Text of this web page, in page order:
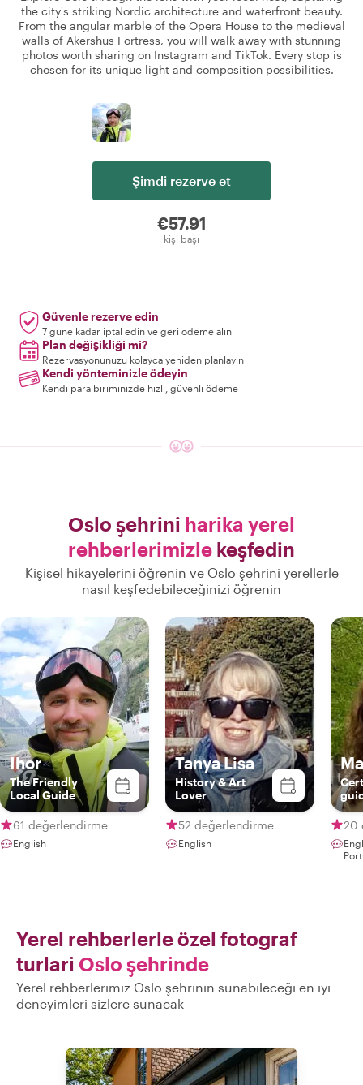
the city's striking Nordic architecture and waterfront beauty.
From the angular marble of the Opera House to the medieval
walls of Akershus Fortress, you will walk away with stunning
photos worth sharing on Instagram and TikTok. Every stop is
chosen for its unique light and composition possibilities.
Şimdi rezerve et
€57.91
kişi başı
Güvenle rezerve edin
7 güne kadar iptal edin ve geri ödeme alın
Plan değişikliği mi?
Rezervasyonunuzu kolayca yeniden planlayın
Kendi yönteminizle ödeyin
Kendi para biriminizde hızlı, güvenli ödeme
Oslo şehrini harika yerel
rehberlerimizle keşfedin
Kişisel hikayelerini öğrenin ve Oslo şehrini yerellerle
nasıl keşfedebileceğinizi öğrenin
Ihor
The Friendly
Local Guide
61 değerlendirme
English
Tanya Lisa
History & Art
Lover
52 değerlendirme
English
20
Yerel rehberlerle özel fotograf
turlari Oslo şehrinde
Yerel rehberlerimiz Oslo şehrinin sunabileceği en iyi
deneyimleri sizlere sunacak